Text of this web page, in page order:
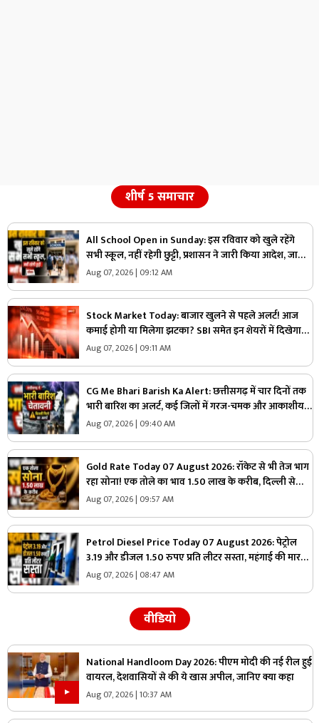
शीर्ष 5 समाचार
All School Open in Sunday: इस रविवार को खुले रहेंगे
सभी स्कूल, नहीं रहेगी छुट्टी, प्रशासन ने जारी किया आदेश, जानिए
क्यों लिया गया ऐसा फैसला
Aug 07, 2026 | 09:12 AM
Stock Market Today: बाजार खुलने से पहले अलर्ट! आज
कमाई होगी या मिलेगा झटका? SBI समेत इन शेयरों में दिखेगा
तगड़ा एक्शन
Aug 07, 2026 | 09:11 AM
CG Me Bhari Barish Ka Alert: छत्तीसगढ़ में चार दिनों तक
भारी बारिश का अलर्ट, कई जिलों में गरज-चमक और आकाशीय
बिजली गिरने की चेतावनी
Aug 07, 2026 | 09:40 AM
Gold Rate Today 07 August 2026: रॉकेट से भी तेज भाग
रहा सोना! एक तोले का भाव 1.50 लाख के करीब, दिल्ली से
चेन्नई तक बदल गए गोल्ड के दाम, यहां चेक करें ताजा रेट्स
Aug 07, 2026 | 09:57 AM
Petrol Diesel Price Today 07 August 2026: पेट्रोल
3.19 और डीजल 1.50 रुपए प्रति लीटर सस्ता, महंगाई की मार
झेल रही जनता को बड़ी राहत, जानिए अब 1 लीटर ईंधन का क्या
Aug 07, 2026 | 08:47 AM
वीडियो
National Handloom Day 2026: पीएम मोदी की नई रील हुई
वायरल, देशवासियों से की ये खास अपील, जानिए क्या कहा
Aug 07, 2026 | 10:37 AM